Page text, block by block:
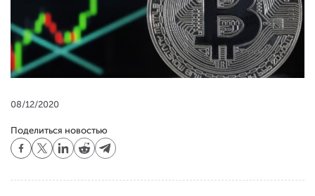
08/12/2020
Поделиться новостью